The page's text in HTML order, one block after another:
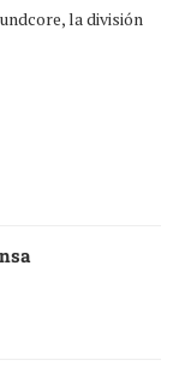
la división